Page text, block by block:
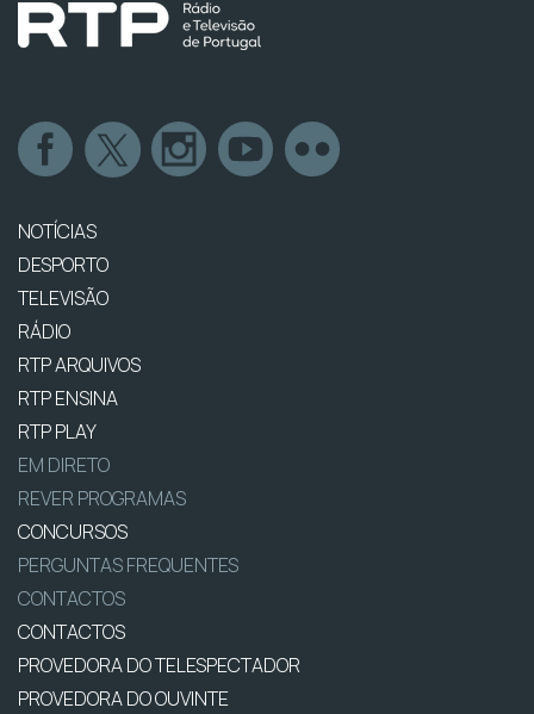
NOTÍCIAS
DESPORTO
TELEVISÃO
RÁDIO
RTP ARQUIVOS
RTP ENSINA
RTP PLAY
EM DIRETO
REVER PROGRAMAS
CONCURSOS
PERGUNTAS FREQUENTES
CONTACTOS
CONTACTOS
PROVEDORA DO TELESPECTADOR
PROVEDORA DO OUVINTE